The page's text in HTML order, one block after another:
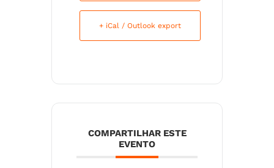
+ iCal / Outlook export
COMPARTILHAR ESTE
EVENTO